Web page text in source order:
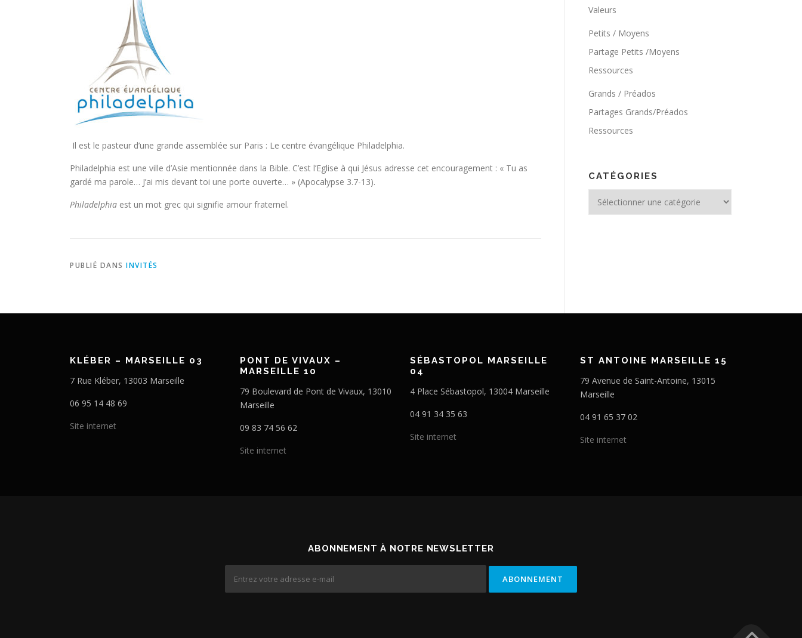
Il est le pasteur d’une grande assemblée sur Paris : Le centre évangélique Philadelphia.
Philadelphia est une ville d’Asie mentionnée dans la Bible. C’est l’Eglise à qui Jésus adresse cet encouragement : « Tu as
gardé ma parole… J’ai mis devant toi une porte ouverte… » (Apocalypse 3.7-13).
Philadelphia est un mot grec qui signifie amour fraternel.
PUBLIÉ DANS INVITÉS
Valeurs
Petits / Moyens
Partage Petits /Moyens
Ressources
Grands / Préados
Partages Grands/Préados
Ressources
CATÉGORIES
KLÉBER – MARSEILLE 03
7 Rue Kléber, 13003 Marseille
06 95 14 48 69
Site internet
PONT DE VIVAUX –
MARSEILLE 10
79 Boulevard de Pont de Vivaux, 13010
Marseille
09 83 74 56 62
Site internet
SÉBASTOPOL MARSEILLE
04
4 Place Sébastopol, 13004 Marseille
04 91 34 35 63
Site internet
ST ANTOINE MARSEILLE 15
79 Avenue de Saint-Antoine, 13015
Marseille
04 91 65 37 02
Site internet
ABONNEMENT À NOTRE NEWSLETTER